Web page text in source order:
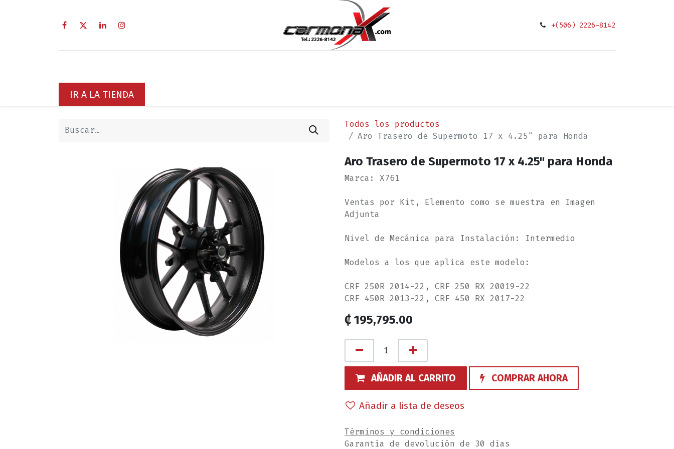
+(506) 2226-8142
IR A LA TIENDA
Todos los productos
Aro Trasero de Supermoto 17 x 4.25" para Honda
Aro Trasero de Supermoto 17 x 4.25" para Honda
Marca: X761
Ventas por Kit, Elemento como se muestra en Imagen
Adjunta
Nivel de Mecánica para Instalación: Intermedio
Modelos a los que aplica este modelo:
CRF 250R 2014-22, CRF 250 RX 20019-22
CRF 450R 2013-22, CRF 450 RX 2017-22
₡ 195,795.00
AÑADIR AL CARRITO COMPRAR AHORA
Añadir a lista de deseos
Términos y condiciones
Garantía de devolución de 30 días